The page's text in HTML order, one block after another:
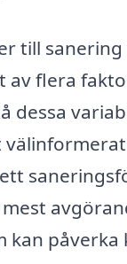
till sanering
av flera
dessa
kan påverka